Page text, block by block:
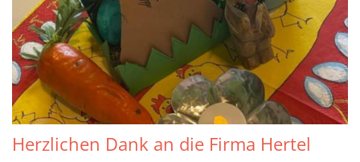
Herzlichen Dank an die Firma Hertel